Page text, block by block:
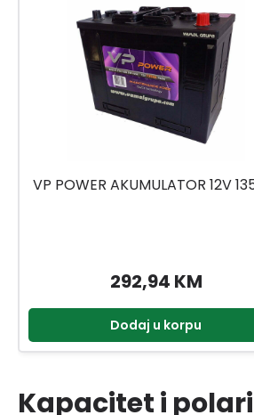
VP POWER AKUMULATOR 12V
292,94 KM
Dodaj u korpu
Kapacitet i